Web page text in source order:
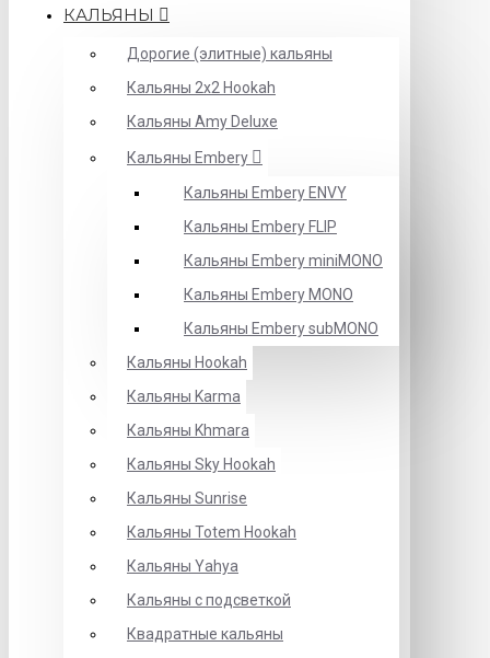
КАЛЬЯНЫ
Дорогие (элитные) кальяны
Кальяны 2х2 Hookah
Кальяны Amy Deluxe
Кальяны Embery
Кальяны Embery ENVY
Кальяны Embery FLIP
Кальяны Embery miniMONO
Кальяны Embery MONO
Кальяны Embery subMONO
Кальяны Hookah
Кальяны Karma
Кальяны Khmara
Кальяны Sky Hookah
Кальяны Sunrise
Кальяны Totem Hookah
Кальяны Yahya
Кальяны с подсветкой
Квадратные кальяны